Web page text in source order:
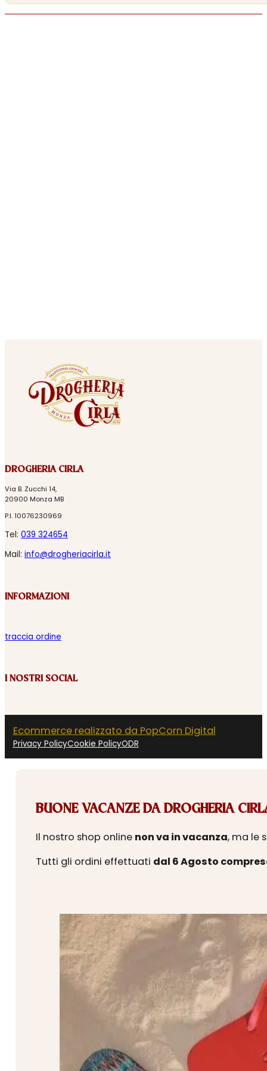
DROGHERIA CIRLA
Via B. Zucchi 14,
20900 Monza MB
P.I. 10076230969
Tel: 039 324654
Mail: info@drogheriacirla.it
INFORMAZIONI
traccia ordine
I NOSTRI SOCIAL
Ecommerce realizzato da PopCorn Digital
Privacy PolicyCookie PolicyODR
BUONE VACANZE DA DROGHERIA
Il nostro shop online non va in vacanza, ma le
Tutti gli ordini effettuati dal 6 Agosto